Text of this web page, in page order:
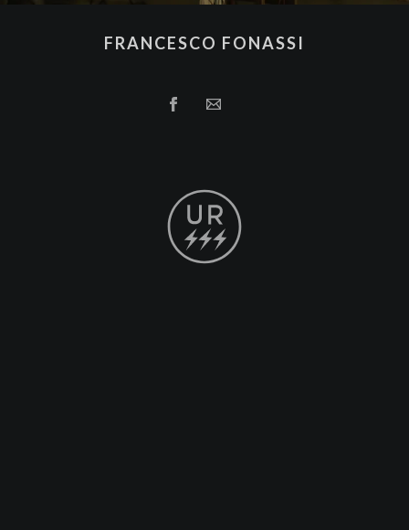
FRANCESCO FONASSI